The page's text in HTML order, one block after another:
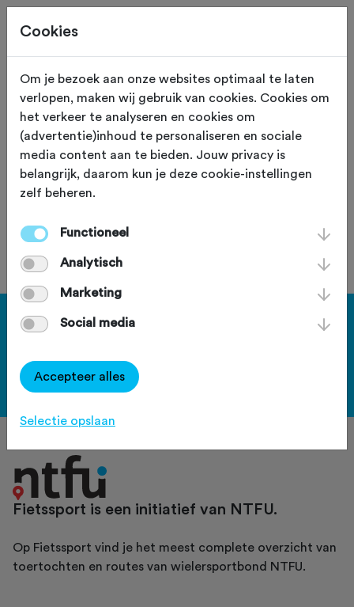
Oude-Maastocht 2026
zaterdag 23 mei 2026
mei 2026.
Haal meer uit Fietssport en ga
Bekijk de voordelen
Fietssport is een initiatief van NTFU.
Op Fietssport vind je het meest complete overzicht van
toertochten en routes van wielersportbond NTFU.
Cookies
Om je bezoek aan onze websites optimaal te laten
verlopen, maken wij gebruik van cookies. Cookies om
het verkeer te analyseren en cookies om
(advertentie)inhoud te personaliseren en sociale
media content aan te bieden. Jouw privacy is
belangrijk, daarom kun je deze cookie-instellingen
zelf beheren.
Functioneel
Analytisch
Marketing
Social media
Accepteer alles
Selectie opslaan